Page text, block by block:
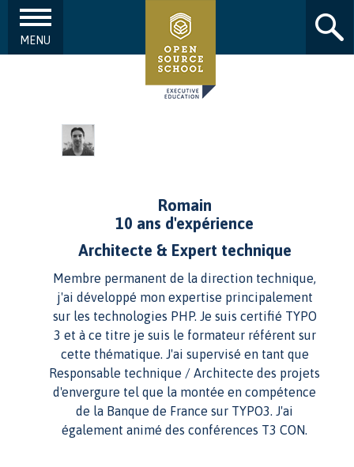
MENU
Romain
10 ans d'expérience
Architecte & Expert technique
Membre permanent de la direction technique,
j'ai développé mon expertise principalement
sur les technologies PHP. Je suis certifié TYPO
3 et à ce titre je suis le formateur référent sur
cette thématique. J'ai supervisé en tant que
Responsable technique / Architecte des projets
d'envergure tel que la montée en compétence
de la Banque de France sur TYPO3. J'ai
également animé des conférences T3 CON.